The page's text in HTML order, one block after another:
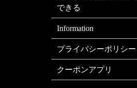
できる
Information
プライバシーポリシー
クーポンアプリ